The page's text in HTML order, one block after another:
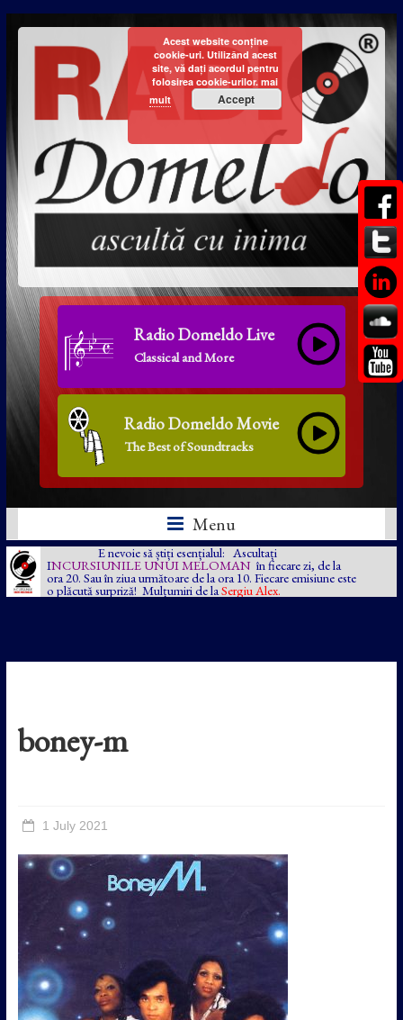
Radio Domeldo Live
Classical and More
Radio Domeldo Movie
The Best of Soundtracks
Menu
E nevoie să știți esențialul: Ascultați
INCURSIUNILE UNUI MELOMAN în fiecare zi, de la
ora 20. Sau în ziua următoare de la ora 10. Fiecare emisiune este
o plăcută surpriză! Mulțumiri de la Sergiu Alex.
boney-m
1 July 2021
Acest website conține
cookie-uri. Utilizând acest
site, vă dați acordul pentru
folosirea cookie-urilor. mai
mult
Accept